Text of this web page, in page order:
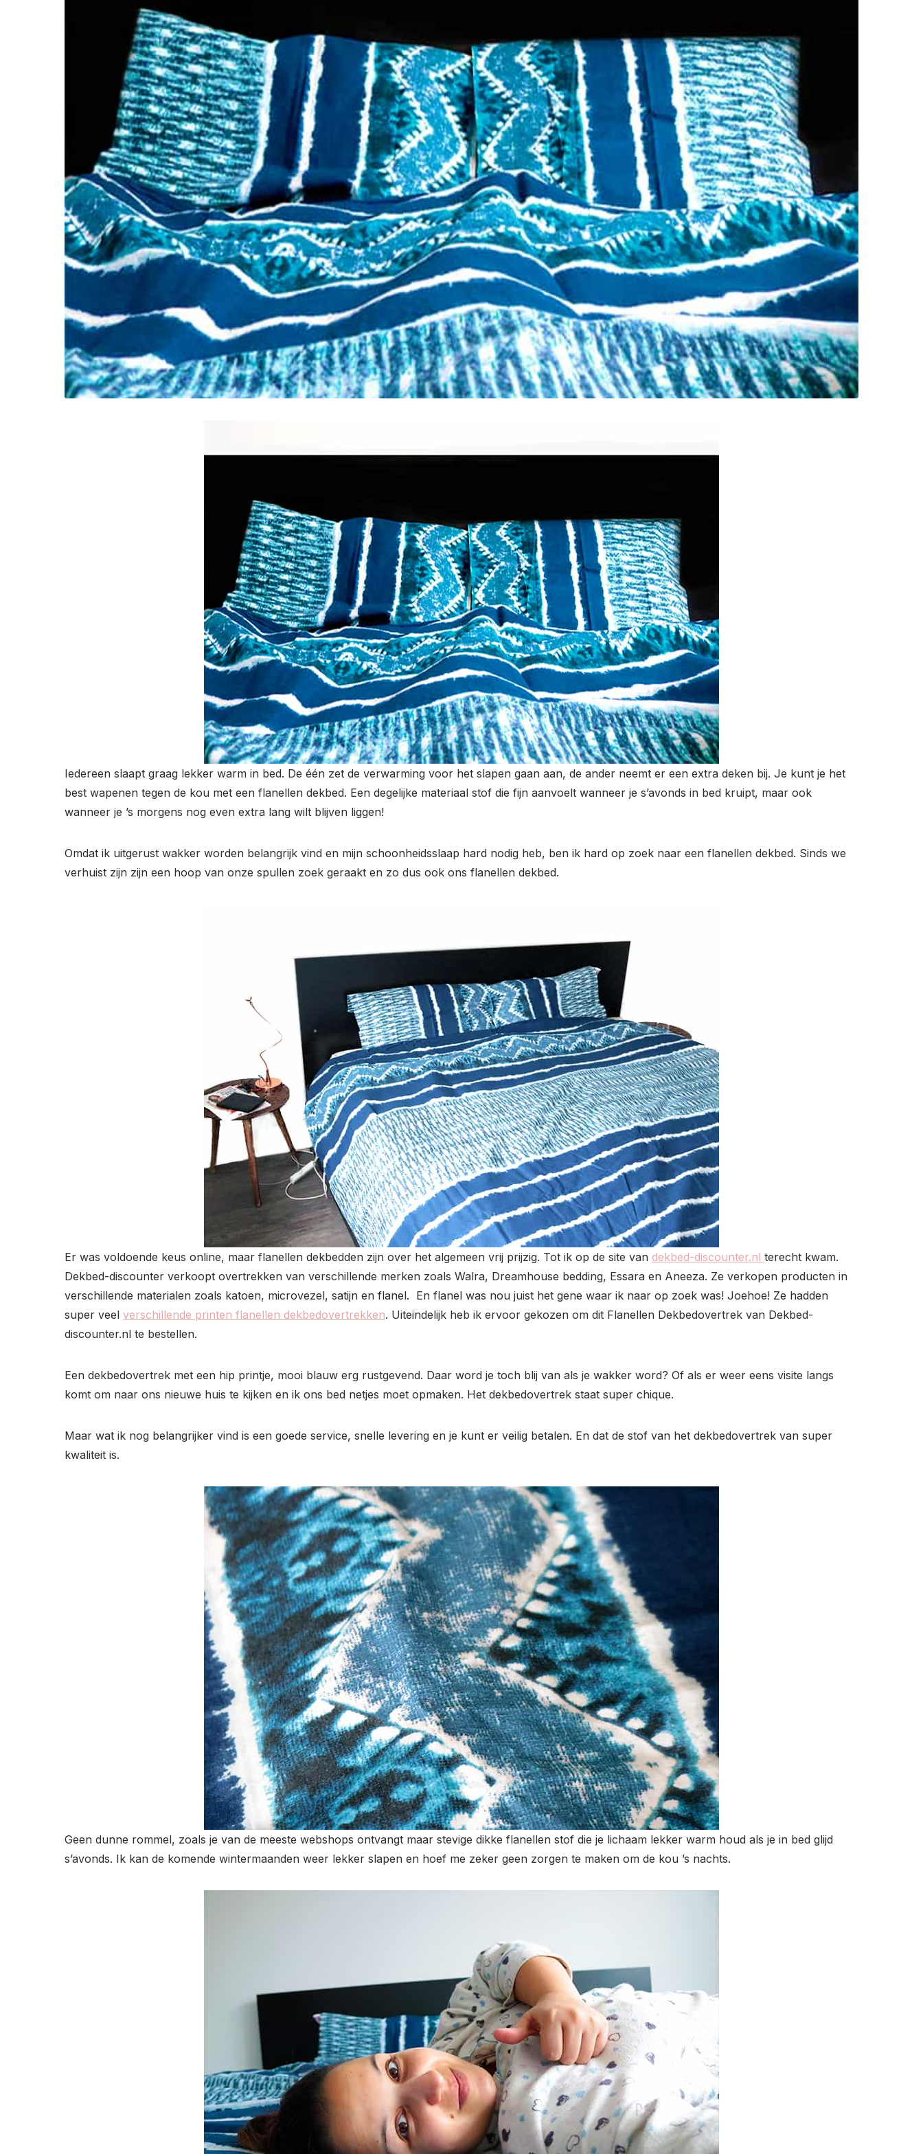
Iedereen slaapt graag lekker warm in bed. De één zet de verwarming voor het slapen gaan aan, de ander neemt er een extra deken bij. Je kunt je het
best wapenen tegen de kou met een flanellen dekbed. Een degelijke materiaal stof die fijn aanvoelt wanneer je s’avonds in bed kruipt, maar ook
wanneer je ’s morgens nog even extra lang wilt blijven liggen!
Omdat ik uitgerust wakker worden belangrijk vind en mijn schoonheidsslaap hard nodig heb, ben ik hard op zoek naar een flanellen dekbed. Sinds we
verhuist zijn zijn een hoop van onze spullen zoek geraakt en zo dus ook ons flanellen dekbed.
Er was voldoende keus online, maar flanellen dekbedden zijn over het algemeen vrij prijzig. Tot ik op de site van dekbed-discounter.nl terecht kwam.
Dekbed-discounter verkoopt overtrekken van verschillende merken zoals Walra, Dreamhouse bedding, Essara en Aneeza. Ze verkopen producten in
verschillende materialen zoals katoen, microvezel, satijn en flanel. En flanel was nou juist het gene waar ik naar op zoek was! Joehoe! Ze hadden
super veel verschillende printen flanellen dekbedovertrekken. Uiteindelijk heb ik ervoor gekozen om dit Flanellen Dekbedovertrek van Dekbed-
discounter.nl te bestellen.
Een dekbedovertrek met een hip printje, mooi blauw erg rustgevend. Daar word je toch blij van als je wakker word? Of als er weer eens visite langs
komt om naar ons nieuwe huis te kijken en ik ons bed netjes moet opmaken. Het dekbedovertrek staat super chique.
Maar wat ik nog belangrijker vind is een goede service, snelle levering en je kunt er veilig betalen. En dat de stof van het dekbedovertrek van super
kwaliteit is.
Geen dunne rommel, zoals je van de meeste webshops ontvangt maar stevige dikke flanellen stof die je lichaam lekker warm houd als je in bed glijd
s’avonds. Ik kan de komende wintermaanden weer lekker slapen en hoef me zeker geen zorgen te maken om de kou ’s nachts.